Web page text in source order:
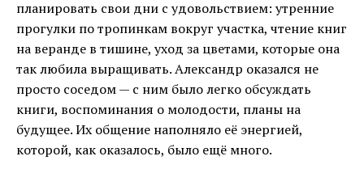
планировать свои дни с удовольствием: утренние
прогулки по тропинкам вокруг участка, чтение книг
на веранде в тишине, уход за цветами, которые она
так любила выращивать. Александр оказался не
просто соседом — с ним было легко обсуждать
книги, воспоминания о молодости, планы на
будущее. Их общение наполняло её энергией,
которой, как оказалось, было ещё много.